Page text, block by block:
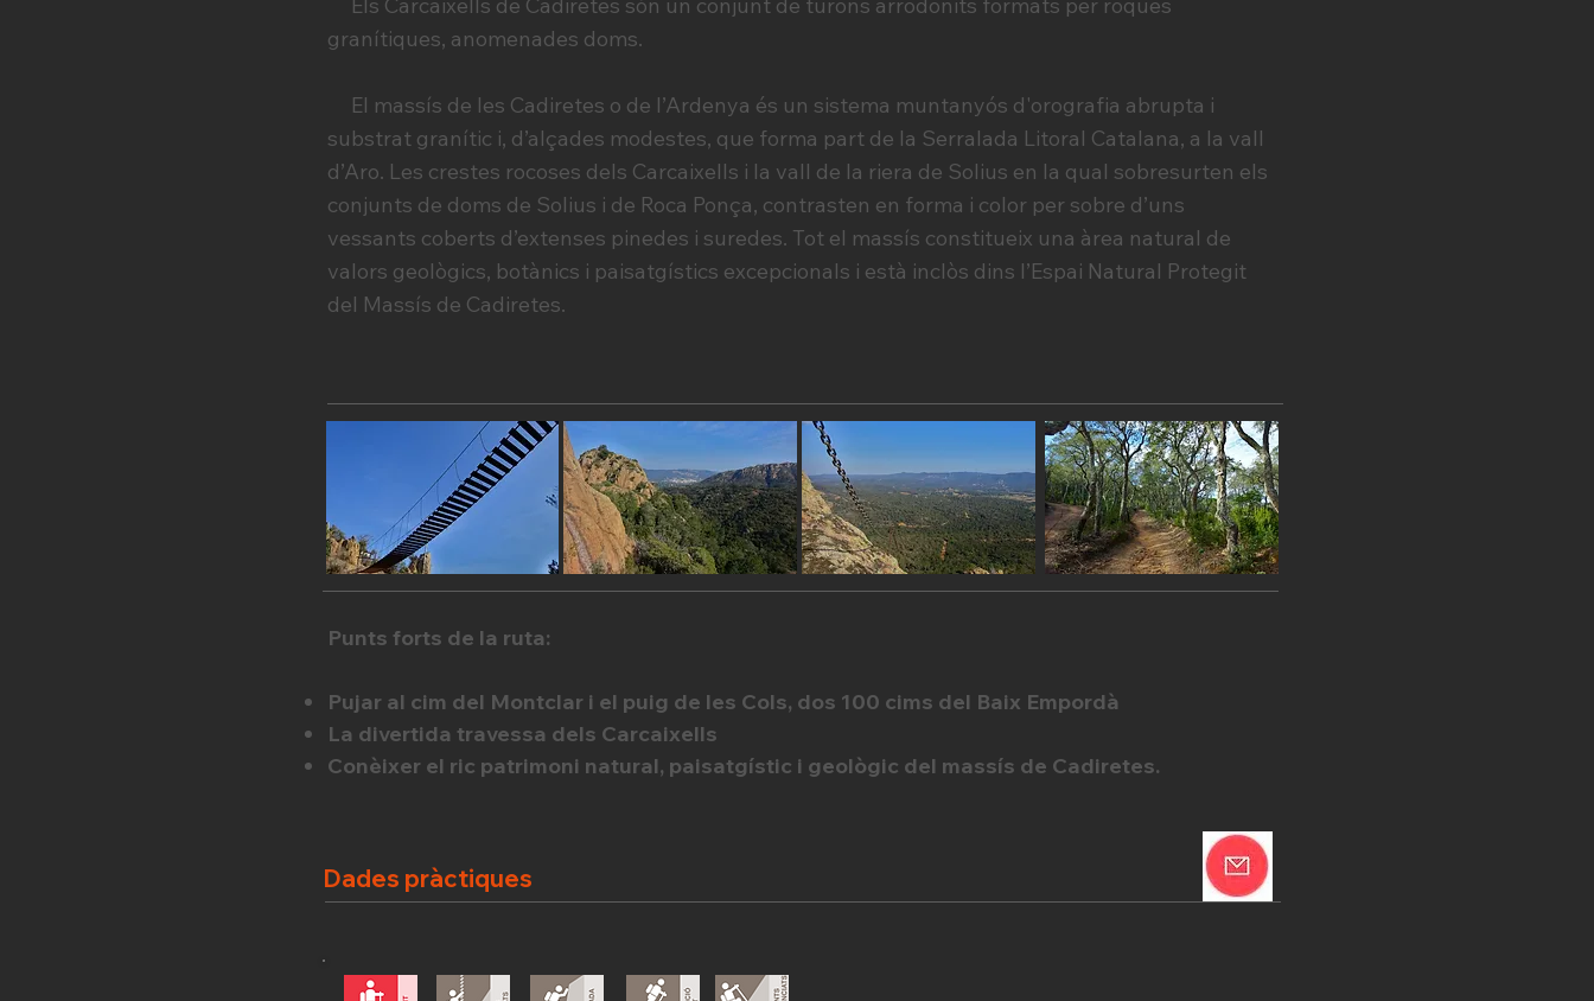
granítiques, anomenades doms.
El massís de les Cadiretes o de l’Ardenya és un sistema muntanyós d'orografia abrupta i
substrat granític i, d’alçades modestes, que forma part de la Serralada Litoral Catalana, a la vall
d’Aro. Les crestes rocoses dels Carcaixells i la vall de la riera de Solius en la qual sobresurten els
conjunts de doms de Solius i de Roca Ponça, contrasten en forma i color per sobre d’uns
vessants coberts d’extenses pinedes i suredes. Tot el massís constitueix una àrea natural de
valors geològics, botànics i paisatgístics excepcionals i està inclòs dins l’Espai Natural Protegit
del Massís de Cadiretes.
Punts forts de la ruta:
Pujar al cim del Montclar i el puig de les Cols, dos 100 cims del Baix Empordà
La divertida travessa dels Carcaixells
Conèixer el ric patrimoni natural, paisatgístic i geològic del massís de Cadiretes.
Dades pràctiques